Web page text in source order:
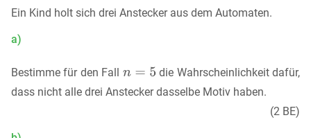
Ein Kind holt sich drei Anstecker aus dem Automaten.
a)
Bestimme für den Fall
die Wahrscheinlichkeit dafür,
dass nicht alle drei Anstecker dasselbe Motiv haben.
(2 BE)